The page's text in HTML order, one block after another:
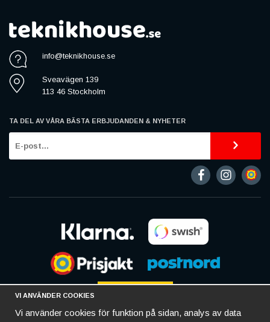
info@teknikhouse.se
Sveavägen 139
113 46 Stockholm
TA DEL AV VÅRA BÄSTA ERBJUDANDEN & NYHETER
VI ANVÄNDER COOKIES
Vi använder cookies för funktion på sidan, analys av data